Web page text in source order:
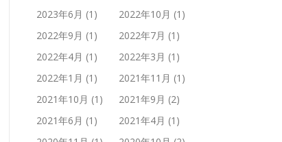
2023年6月 (1) 2022年10月 (1)
2022年9月 (1) 2022年7月 (1)
2022年4月 (1) 2022年3月 (1)
2022年1月 (1) 2021年11月 (1)
2021年10月 (1) 2021年9月 (2)
2021年6月 (1) 2021年4月 (1)